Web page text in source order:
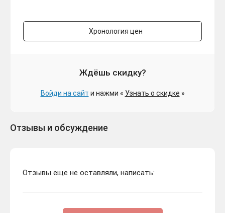
Хронология цен
Ждёшь скидку?
Войди на сайт и нажми « Узнать о скидке »
Отзывы и обсуждение
Отзывы еще не оставляли, написать: